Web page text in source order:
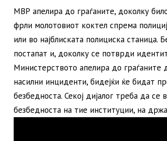
МВР апелира до граѓаните, доколку
фрли молотовиот коктел спрема
или во најблиската полициска станица.
постапат и, доколку се потврди
Министерството апелира до граѓаните
насилни инциденти, бидејќи ќе бидат
безбедноста. Секој дијалог треба да
безбедноста на тие институции, на